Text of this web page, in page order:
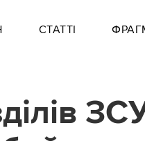
СТАТТІ